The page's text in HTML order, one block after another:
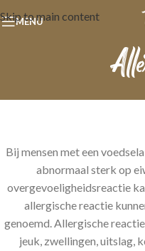
Skip to main content
MENU
Bij mensen met een
abnormaal sterk op
overgevoeligheidsreactie
allergische reactie
genoemd. Allergische
jeuk, zwellingen, uitslag,